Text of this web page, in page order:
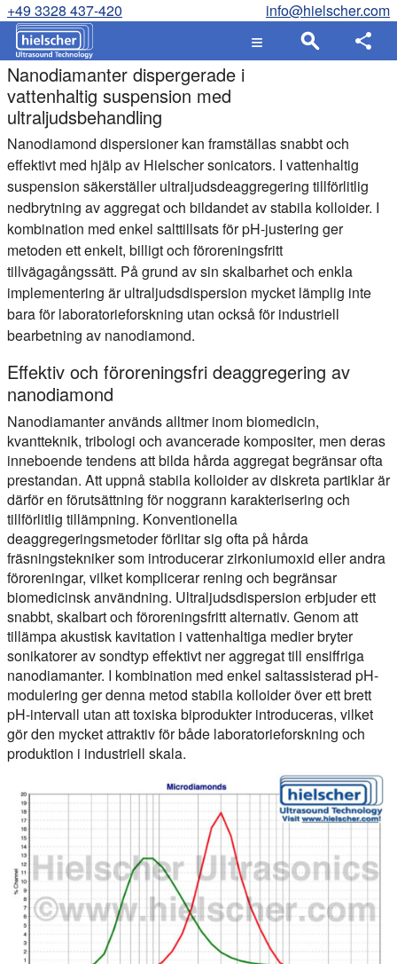
+49 3328 437-420 info@hielscher.com
Nanodiamanter dispergerade i
vattenhaltig suspension med
ultraljudsbehandling
Nanodiamond dispersioner kan framställas snabbt och
effektivt med hjälp av Hielscher sonicators. I vattenhaltig
suspension säkerställer ultraljudsdeaggregering tillförlitlig
nedbrytning av aggregat och bildandet av stabila kolloider. I
kombination med enkel salttillsats för pH-justering ger
metoden ett enkelt, billigt och föroreningsfritt
tillvägagångssätt. På grund av sin skalbarhet och enkla
implementering är ultraljudsdispersion mycket lämplig inte
bara för laboratorieforskning utan också för industriell
bearbetning av nanodiamond.
Effektiv och föroreningsfri deaggregering av
nanodiamond
Nanodiamanter används alltmer inom biomedicin,
kvantteknik, tribologi och avancerade kompositer, men deras
inneboende tendens att bilda hårda aggregat begränsar ofta
prestandan. Att uppnå stabila kolloider av diskreta partiklar är
därför en förutsättning för noggrann karakterisering och
tillförlitlig tillämpning. Konventionella
deaggregeringsmetoder förlitar sig ofta på hårda
fräsningstekniker som introducerar zirkoniumoxid eller andra
föroreningar, vilket komplicerar rening och begränsar
biomedicinsk användning. Ultraljudsdispersion erbjuder ett
snabbt, skalbart och föroreningsfritt alternativ. Genom att
tillämpa akustisk kavitation i vattenhaltiga medier bryter
sonikatorer av sondtyp effektivt ner aggregat till ensiffriga
nanodiamanter. I kombination med enkel saltassisterad pH-
modulering ger denna metod stabila kolloider över ett brett
pH-intervall utan att toxiska biprodukter introduceras, vilket
gör den mycket attraktiv för både laboratorieforskning och
produktion i industriell skala.